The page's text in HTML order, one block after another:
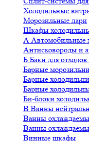
Холодильные
Морозильные лари
Шкафы
А Автомобильные
Антисковороды и
Б Баки для
Барные
Барные
Барные
Би-блоки
В Ванны
Ванны
Ванны
Винные шкафы